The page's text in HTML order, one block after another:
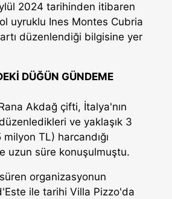
2024 tarihinden itibaren
uyruklu Ines Montes Cubria
düzenlendiği bilgisine yer
DÜĞÜN GÜNDEME
Akdağ çifti, İtalya'nın
ve yaklaşık 3
TL) harcandığı
uzun süre konuşulmuştu.
organizasyonun
ile tarihi Villa Pizzo'da